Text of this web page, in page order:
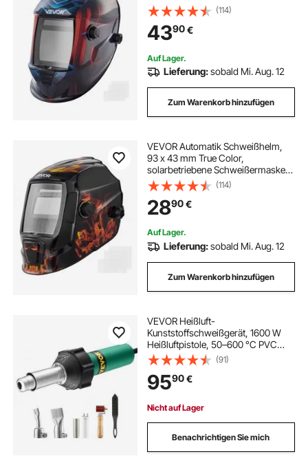
mit 4 Lichtbogensensoren, DIN
4/5-9/9-13 für WIG-, MIG- & ARC-
Schweißen, Schneiden, Schleifen –
METIS-Serie
(114)
4390€
Auf Lager.
Lieferung:sobald Mi. Aug. 12
Zum Warenkorb hinzufügen
VEVOR Automatik Schweißhelm,
93 x 43 mm True Color,
solarbetriebene Schweißermaske,
2 Lichtbogensensoren, DIN 4/9-13
für WIG-, MIG- & ARC-
Schweißschleifen – CRIUS-Serie
(Flammenmuster)
(114)
2890€
Auf Lager.
Lieferung:sobald Mi. Aug. 12
Zum Warenkorb hinzufügen
VEVOR Heißluft-
Kunststoffschweißgerät, 1600 W
Heißluftpistole, 50–600 °C PVC
TPO Vinyl Schweißbrenner, 5-
teiliges Hot Air Welder Set und 2
Flachdüsen, 1 Nahtrolle, Bürste für
PP/PE/PVC-Platten
(91)
9590€
Nicht auf Lager
Benachrichtigen Sie mich